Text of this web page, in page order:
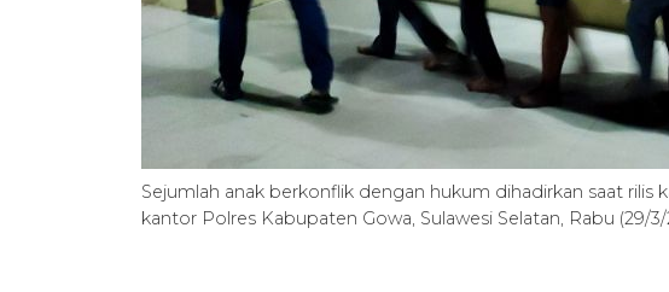
Sejumlah anak berkonflik dengan hukum dihadirkan saat rilis
kantor Polres Kabupaten Gowa, Sulawesi Selatan, Rabu (29/